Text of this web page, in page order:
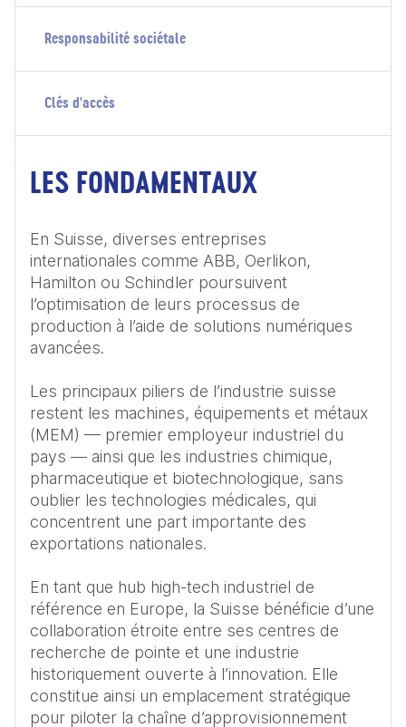
Responsabilité sociétale
Clés d'accès
LES FONDAMENTAUX
En Suisse, diverses entreprises
internationales comme ABB, Oerlikon,
Hamilton ou Schindler poursuivent
l’optimisation de leurs processus de
production à l’aide de solutions numériques
avancées.
Les principaux piliers de l’industrie suisse
restent les machines, équipements et métaux
(MEM) — premier employeur industriel du
pays — ainsi que les industries chimique,
pharmaceutique et biotechnologique, sans
oublier les technologies médicales, qui
concentrent une part importante des
exportations nationales.
En tant que hub high-tech industriel de
référence en Europe, la Suisse bénéficie d’une
collaboration étroite entre ses centres de
recherche de pointe et une industrie
historiquement ouverte à l’innovation. Elle
constitue ainsi un emplacement stratégique
pour piloter la chaîne d’approvisionnement